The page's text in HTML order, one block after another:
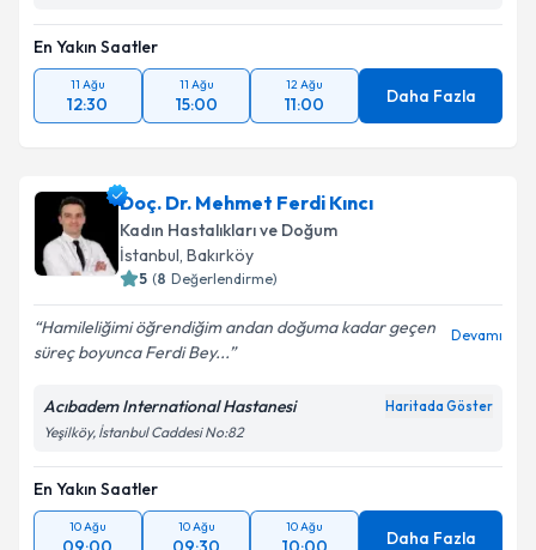
En Yakın Saatler
11 Ağu
12:30
11 Ağu
15:00
12 Ağu
11:00 Daha Fazla
Doç. Dr. Mehmet Ferdi Kıncı
Kadın Hastalıkları ve Doğum
İstanbul, Bakırköy
5 (8 Değerlendirme)
Hamileliğimi öğrendiğim andan doğuma kadar geçen
süreç boyunca Ferdi Bey...
Devamı
Acıbadem International Hastanesi Haritada Göster
Yeşilköy, İstanbul Caddesi No:82
En Yakın Saatler
10 Ağu 10 Ağu 10 Ağu
Daha Fazla